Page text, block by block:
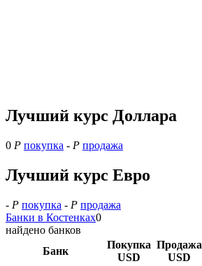
Лучший курс Доллара
0 Р покупка - Р продажа
Лучший курс Евро
- Р покупка - Р продажа
Банки в Костенках0
найдено банков
Банк
Покупка
USD
Продажа
USD